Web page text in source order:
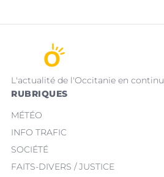
L'actualité de l'Occitanie en continu
RUBRIQUES
MÉTÉO
INFO TRAFIC
SOCIÉTÉ
FAITS-DIVERS / JUSTICE